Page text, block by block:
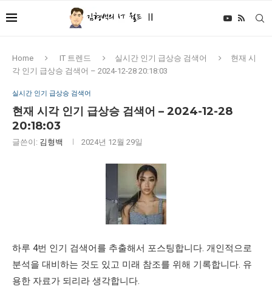
Home IT 트렌드 실시간 인기 급상승 검색어
현재 시
각 인기 급상승 검색어 – 2024-12-28 20:18:03
실시간 인기 급상승 검색어
현재 시각 인기 급상승 검색어 – 2024-12-28
20:18:03
글쓴이: 김형백 2024년 12월 29일
하루 4번 인기 검색어를 추출해서 포스팅합니다. 개인적으로
분석을 대비하는 것도 있고 미래 참조를 위해 기록합니다. 유
용한 자료가 되리라 생각합니다.